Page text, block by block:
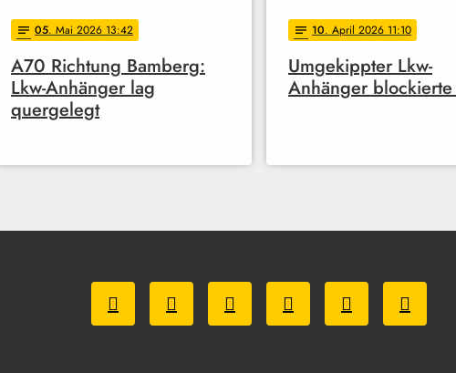
notes 05. Mai 2026 13:42
A70 Richtung Bamberg:
Lkw-Anhänger lag
quergelegt
notes 10. April 2026 11:10
Umgekippter Lkw-
Anhänger